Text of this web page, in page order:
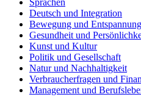
Deutsch und Integration
Bewegung und Entspannung
Gesundheit und
Kunst und Kultur
Politik und Gesellschaft
Natur und Nachhaltigkeit
Verbraucherfragen und
Management und